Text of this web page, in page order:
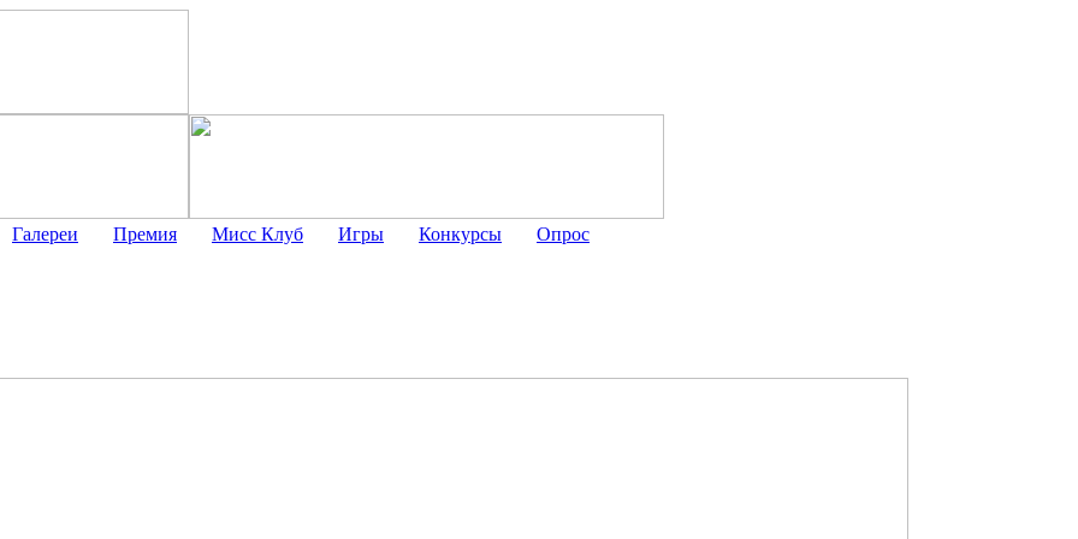
Галереи Премия Мисс Клуб Игры Конкурсы Опрос